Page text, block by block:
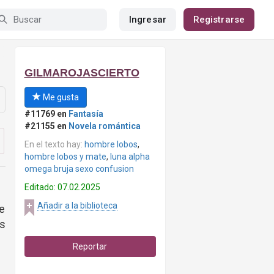
Ingresar Registrarse
GILMAROJASCIERTO
Me gusta
#11769 en Fantasía
#21155 en Novela romántica
En el texto hay: hombre lobos,
hombre lobos y mate, luna alpha
omega bruja sexo confusion
Editado: 07.02.2025
Añadir a la biblioteca
Reportar